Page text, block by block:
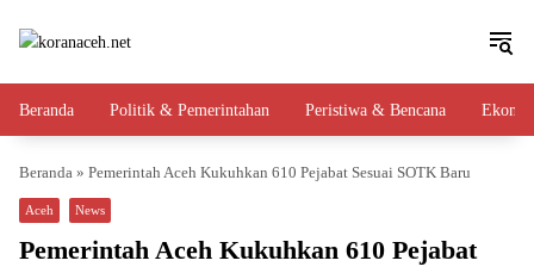
Beranda Politik & Pemerintahan Peristiwa & Bencana
Beranda » Pemerintah Aceh Kukuhkan 610 Pejabat Sesuai SOTK Baru
Aceh News
Pemerintah Aceh Kukuhkan 610 Pejabat